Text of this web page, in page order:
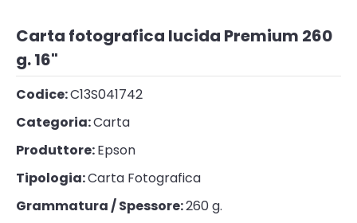
Carta fotografica lucida Premium 260
g. 16"
Codice:C13S041742
Categoria:Carta
Produttore:Epson
Tipologia:Carta Fotografica
Grammatura / Spessore:260 g.